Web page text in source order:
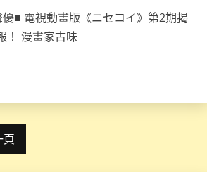
■ 電視動畫版《ニセコイ》第2期揭
！ 漫畫家古味
頁